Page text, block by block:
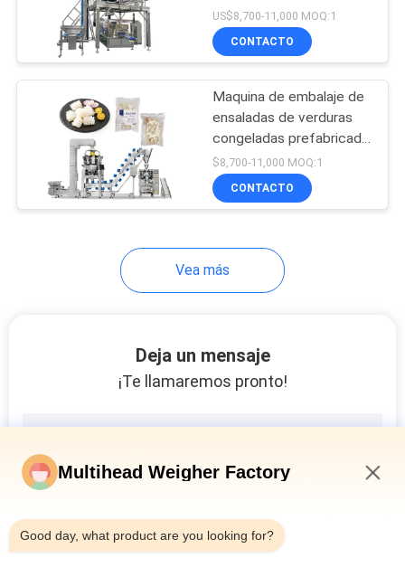
Máquina de rellenar
del gránulo
de polvo
Bolso en
empaquetadora del
Multihead Pesador Peso
de pie Bolso Rotativo
Relleno de sello Máquina
US$8,700-11,000 MOQ:1
CONTACTO
Maquina de embalaje de
ensaladas de verduras
congeladas prefabricada
máquina de cerradura de
cremallera automática
máquina de llenado
$8,700-11,000 MOQ:1
CONTACTO
Vea más
Deja un mensaje
¡Te llamaremos pronto!
Multihead Weigher Factory
Good day, what product are you looking for?